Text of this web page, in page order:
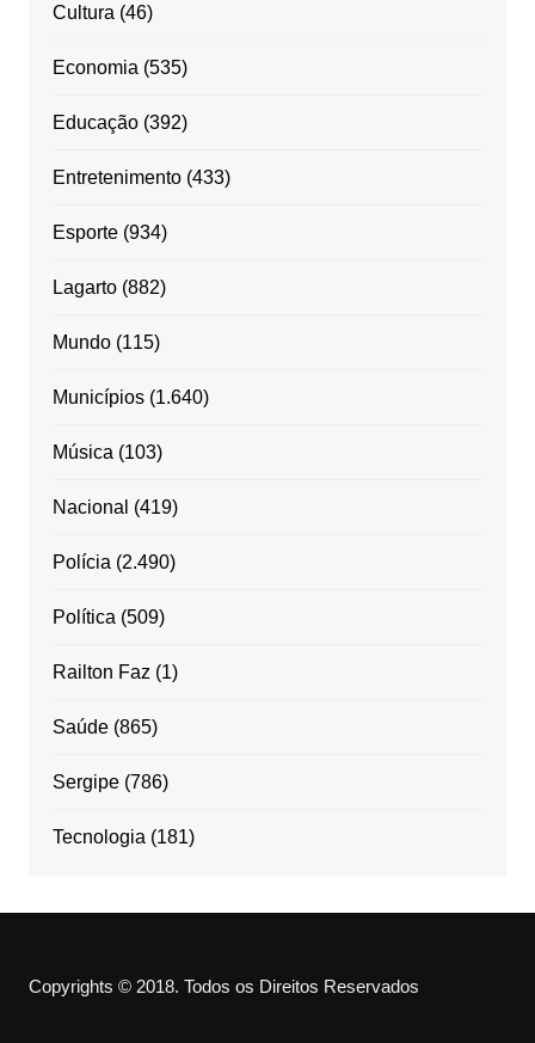
Cultura (46)
Economia (535)
Educação(392)
Entretenimento(433)
Esporte(934)
Lagarto(882)
Mundo(115)
Municípios(1.640)
Música (103)
Nacional (419)
Polícia (2.490)
Política (509)
Railton Faz (1)
Saúde(865)
Sergipe(786)
Tecnologia (181)
Copyrights © 2018. Todos os Direitos Reservados